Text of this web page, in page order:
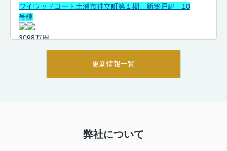
ワイウッドコート土浦市神立町第１期 新築戸建 10
号棟
3098万円
物件詳細へ
◆つくば市の新築戸建
☆写真更新しました☆
更新情報一覧
弊社について